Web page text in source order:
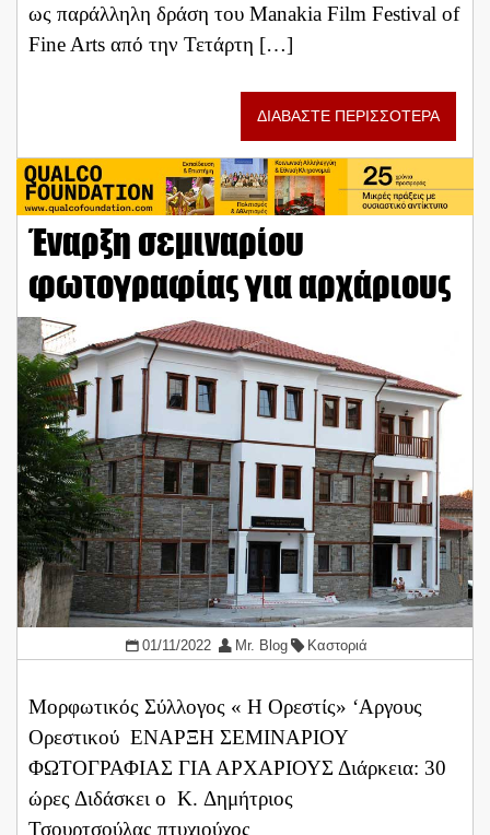
ως παράλληλη δράση του Manakia Film Festival of
Fine Arts από την Τετάρτη […]
ΔΙΑΒΑΣΤΕ ΠΕΡΙΣΣΟΤΕΡΑ
Έναρξη σεμιναρίου
φωτογραφίας για αρχάριους
01/11/2022 Mr. Blog Καστοριά
Μορφωτικός Σύλλογος « Η Ορεστίς» ‘Αργους
Ορεστικού ΕΝΑΡΞΗ ΣΕΜΙΝΑΡΙΟΥ
ΦΩΤΟΓΡΑΦΙΑΣ ΓΙΑ ΑΡΧΑΡΙΟΥΣ Διάρκεια: 30
ώρες Διδάσκει ο Κ. Δημήτριος
Τσουρτσούλας πτυχιούχος